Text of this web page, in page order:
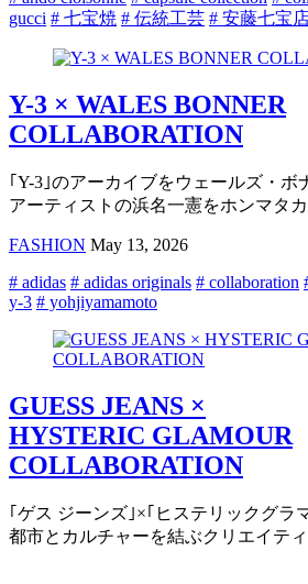
gucci # 七宝焼 # 伝統工芸 # 安藤七宝
Y-3 × WALES BONNER
COLLABORATION
｢Y-3｣のアーカイブをウェールズ・ボ
アーティストの浜名一憲をホンマタカ
FASHION May 13, 2026
# adidas # adidas originals # collaboration
y-3 # yohjiyamamoto
GUESS JEANS ×
HYSTERIC GLAMOUR
COLLABORATION
｢ゲス ジーンズ｣×｢ヒステリックグラ
都市とカルチャーを結ぶクリエイティ